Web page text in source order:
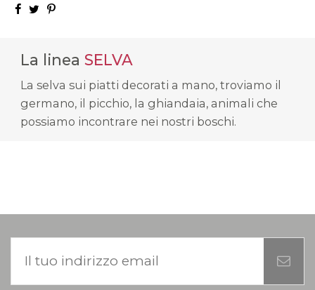
La linea SELVA
La selva sui piatti decorati a mano, troviamo il
germano, il picchio, la ghiandaia, animali che
possiamo incontrare nei nostri boschi.